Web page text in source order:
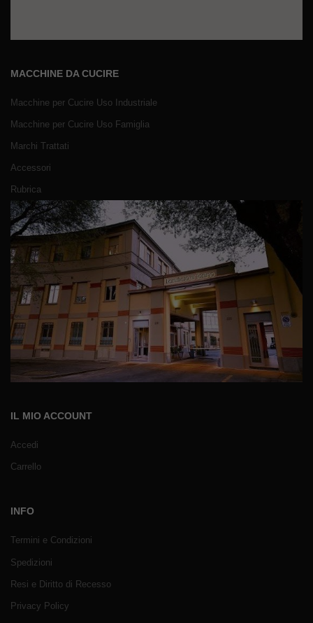
MACCHINE DA CUCIRE
Macchine per Cucire Uso Industriale
Macchine per Cucire Uso Famiglia
Marchi Trattati
Accessori
Rubrica
IL MIO ACCOUNT
Accedi
Carrello
INFO
Termini e Condizioni
Spedizioni
Resi e Diritto di Recesso
Privacy Policy